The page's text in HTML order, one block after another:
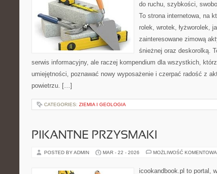
do ruchu, szybkości,
To strona internetowa, na
rolek, wrotek, łyżworolek,
zainteresowane zimową
śnieżnej oraz deskorolką.
serwis informacyjny, ale raczej kompendium dla wszystkich,
umiejętności, poznawać nowy wyposażenie i czerpać radość z
powietrzu. […]
CATEGORIES: ZIEMIA I GEOLOGIA
PIKANTNE PRZYSMAKI
POSTED BY ADMIN MAR - 22 - 2026 MOŻLIWOŚĆ
icookandbook.pl to portal,